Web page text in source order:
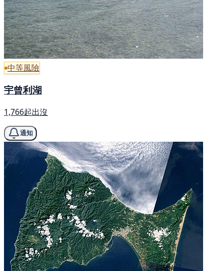
中等風險
宇曾利湖
1,766起出沒
通知